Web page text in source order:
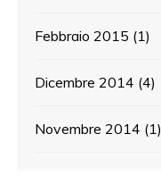
Febbraio 2015 (1)
Dicembre 2014 (4)
Novembre 2014 (1)